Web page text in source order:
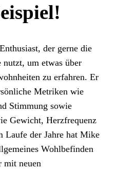
der gerne die
nutzt, um etwas über
zu erfahren. Er
Metriken wie
Stimmung sowie
Gewicht, Herzfrequenz
Laufe der Jahre hat Mike
Wohlbefinden
mit neuen